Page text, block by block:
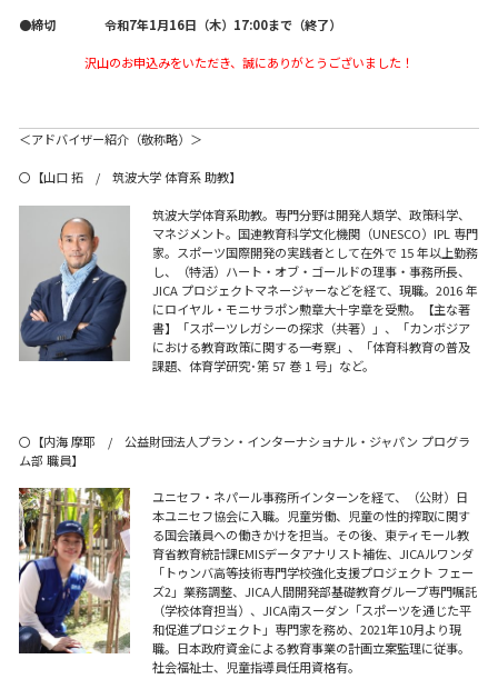
●締切 令和7年1月16日（木）17:00まで（終了）
沢山のお申込みをいただき、誠にありがとうございました！
＜アドバイザー紹介（敬称略）＞
〇【山口 拓 / 筑波大学 体育系 助教】
筑波大学体育系助教。専門分野は開発人類学、政策科学、
マネジメント。国連教育科学文化機関（UNESCO）IPL 専門
家。スポーツ国際開発の実践者として在外で 15 年以上勤務
し、（特活）ハート・オブ・ゴールドの理事・事務所長、
JICA プロジェクトマネージャーなどを経て、現職。2016 年
にロイヤル・モニサラポン勲章大十字章を受勲。【主な著
書】「スポーツレガシーの探求（共著）」、「カンボジア
における教育政策に関する一考察」、「体育科教育の普及
課題、体育学研究･第 57 巻 1 号」など。
〇【内海 摩耶 / 公益財団法人プラン・インターナショナル・ジャパン プログラ
ム部 職員】
ユニセフ・ネパール事務所インターンを経て、（公財）日
本ユニセフ協会に入職。児童労働、児童の性的搾取に関す
る国会議員への働きかけを担当。その後、東ティモール教
育省教育統計課EMISデータアナリスト補佐、JICAルワンダ
「トゥンバ高等技術専門学校強化支援プロジェクト フェー
ズ2」業務調整、JICA人間開発部基礎教育グループ専門嘱託
（学校体育担当）、JICA南スーダン「スポーツを通じた平
和促進プロジェクト」専門家を務め、2021年10月より現
職。日本政府資金による教育事業の計画立案監理に従事。
社会福祉士、児童指導員任用資格有。